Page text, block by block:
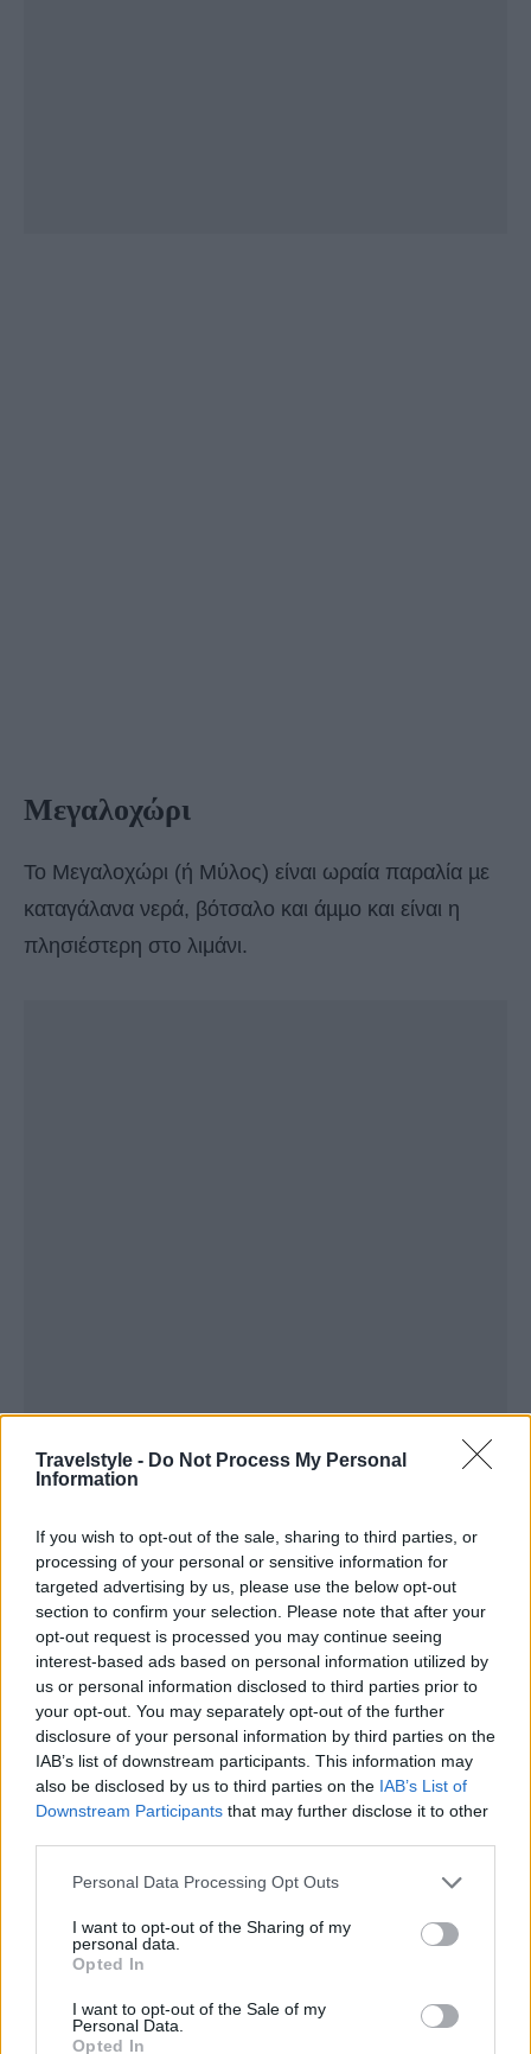
Travelstyle - Do Not Process My Personal
Information
If you wish to opt-out of the sale, sharing to third parties, or
processing of your personal or sensitive information for
targeted advertising by us, please use the below opt-out
section to confirm your selection. Please note that after your
opt-out request is processed you may continue seeing
interest-based ads based on personal information utilized by
us or personal information disclosed to third parties prior to
your opt-out. You may separately opt-out of the further
disclosure of your personal information by third parties on the
IAB’s list of downstream participants. This information may
also be disclosed by us to third parties on the IAB’s List of
Downstream Participants that may further disclose it to other
Please note that this website/app uses one or more Google
not limited to your visit or usage behaviour. You may click to
grant or deny consent to Google and its third-party tags to
use your data for below specified purposes in below Google
consent section.
Personal Data Processing Opt Outs
I want to opt-out of the Sharing of my
personal data.
Opted In
I want to opt-out of the Sale of my
Personal Data.
Opted In
Μεγαλοχώρι
Το Μεγαλοχώρι (ή Μύλος) είναι ωραία παραλία µε
καταγάλανα νερά, βότσαλο και άµµο και είναι η
πλησιέστερη στο λιμάνι.
Χαλικιάδα